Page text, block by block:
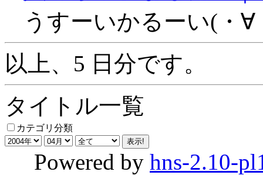
うすーいかるーい(・
以上、5 日分です。
タイトル一覧
カテゴリ分類
Powered by hns-2.10-